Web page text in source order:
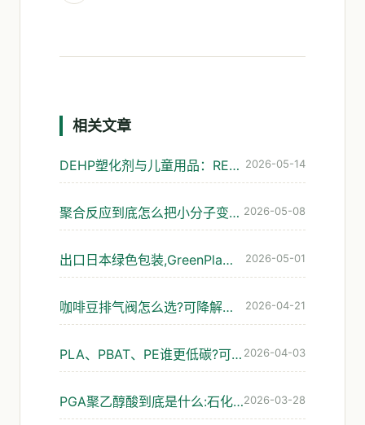
相关文章
DEHP塑化剂与儿童用品：REACH管控演进与可降解替代 2026-05-14
聚合反应到底怎么把小分子变成塑料?可降解材料的入门解读 2026-05-08
出口日本绿色包装,GreenPla和BiomassPla到底认哪个 2026-05-01
咖啡豆排气阀怎么选?可降解袋的避坑指南 2026-04-21
PLA、PBAT、PE谁更低碳?可降解包装碳足迹怎么看才靠谱 2026-04-03
PGA聚乙醇酸到底是什么:石化路线的可降解材料解析2026-03-28